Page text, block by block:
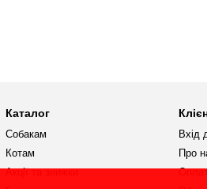
Каталог
Собакам
Котам
Акції та знижки
Вхід
Про